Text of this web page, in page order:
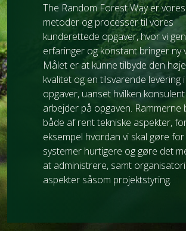
The Random Forest Way er
metoder og processer til vores
kunderettede opgaver, hvor vi
erfaringer og konstant bringer ny
Målet er at kunne tilbyde den
kvalitet og en tilsvarende levering
opgaver, uanset hvilken
arbejder på opgaven. Rammerne
både af rent tekniske aspekter,
eksempel hvordan vi skal gøre for
systemer hurtigere og gøre det
at administrere, samt
aspekter såsom projektstyring.